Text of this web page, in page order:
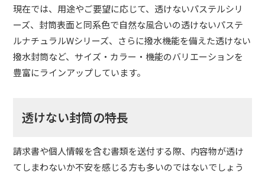
現在では、用途やご要望に応じて、透けないパステルシリ
ーズ、封筒表面と同系色で自然な風合いの透けないパステ
ルナチュラルWシリーズ、さらに撥水機能を備えた透けない
撥水封筒など、サイズ・カラー・機能のバリエーションを
豊富にラインアップしています。
透けない封筒の特長
請求書や個人情報を含む書類を送付する際、内容物が透け
てしまわないか不安を感じる方も多いのではないでしょう